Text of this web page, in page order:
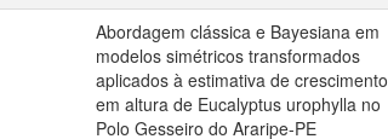
Abordagem clássica e Bayesiana em
modelos simétricos transformados
aplicados à estimativa de crescimento
em altura de Eucalyptus urophylla no
Polo Gesseiro do Araripe-PE